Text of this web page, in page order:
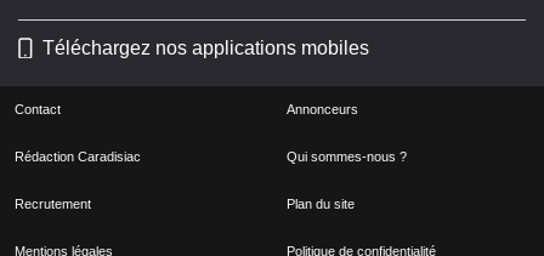
Téléchargez nos applications mobiles
Contact Annonceurs
Rédaction Caradisiac Qui sommes-nous ?
Recrutement Plan du site
Mentions légales Politique de confidentialité